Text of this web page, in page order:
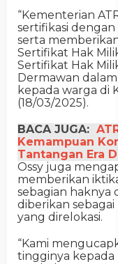
“Kementerian
sertifikasi dengan
serta
Sertifikat Hak
Sertifikat Hak
Dermawan
kepada warga di
(18/03/2025).
BACA JUGA:
Kemampuan
Tantangan Era
Ossy juga
memberikan
sebagian haknya
diberikan sebagai
yang direlokasi.
“Kami
tingginya kepada